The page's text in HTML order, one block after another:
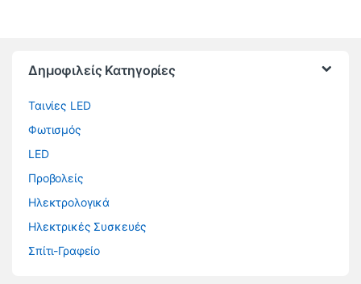
Δημοφιλείς Κατηγορίες
Ταινίες LED
Φωτισμός
LED
Προβολείς
Ηλεκτρολογικά
Ηλεκτρικές Συσκευές
Σπίτι-Γραφείο